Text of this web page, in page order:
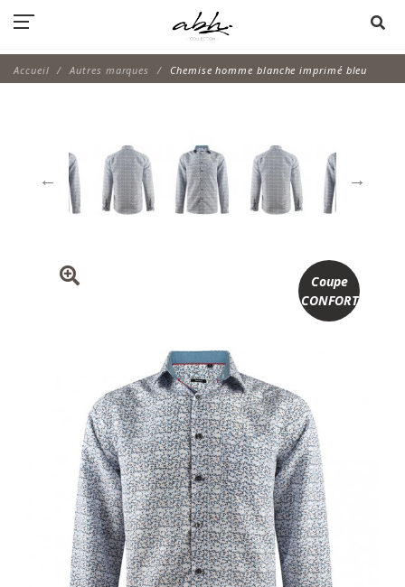
Accueil Autres marques Chemise homme blanche imprimé bleu
Coupe
CONFORT